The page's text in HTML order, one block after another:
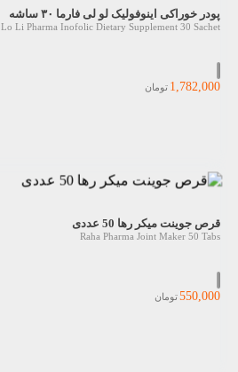
پودر خوراکی اینوفولیک لو لی فارما ۳۰ ساشه
Lo Li Pharma Inofolic Dietary Supplement 30 Sachet
1,782,000 تومان
قرص جوینت میکر رها 50 عددی
Raha Pharma Joint Maker 50 Tabs
550,000تومان